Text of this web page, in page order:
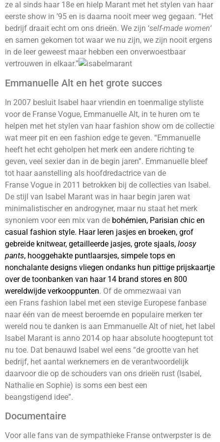
ze al sinds haar 18e en hielp Marant met het stylen van haar
eerste show in ’95 en is daarna nooit meer weg gegaan. “Het
bedrijf draait echt om ons drieën. We zijn ‘self-made women‘
en samen gekomen tot waar we nu zijn, we zijn nooit ergens
in de leer geweest maar hebben een onverwoestbaar
vertrouwen in elkaar.”
Emmanuelle Alt en het grote succes
In 2007 besluit Isabel haar vriendin en toenmalige styliste
voor de Franse Vogue, Emmanuelle Alt, in te huren om te
helpen met het stylen van haar fashion show om de collectie
wat meer pit en een fashion edge te geven. “Emmanuelle
heeft het echt geholpen het merk een andere richting te
geven, veel sexier dan in de begin jaren”. Emmanuelle bleef
tot haar aanstelling als hoofdredactrice van de
Franse Vogue in 2011 betrokken bij de collecties van Isabel.
De stijl van Isabel Marant was in haar begin jaren wat
minimalistischer en androgyner, maar nu staat het merk
synoniem voor een mix van de bohémien, Parisian chic en
casual fashion style. Haar leren jasjes en broeken, grof
gebreide knitwear, getailleerde jasjes, grote sjaals, loosy
pants, hooggehakte puntlaarsjes, simpele tops en
nonchalante designs vliegen ondanks hun pittige prijskaartje
over de toonbanken van haar 14 brand stores en 800
wereldwijde verkooppunten. Of de ommezwaai van
een Frans fashion label met een stevige Europese fanbase
naar één van de meest beroemde en populaire merken ter
wereld nou te danken is aan Emmanuelle Alt of niet, het label
Isabel Marant is anno 2014 op haar absolute hoogtepunt tot
nu toe. Dat benauwd Isabel wel eens “de grootte van het
bedrijf, het aantal werknemers en de verantwoordelijk
daarvoor die op de schouders van ons drieën rust (Isabel,
Nathalie en Sophie) is soms een best een
beangstigend idee”.
Documentaire
Voor alle fans van de sympathieke Franse ontwerpster is de